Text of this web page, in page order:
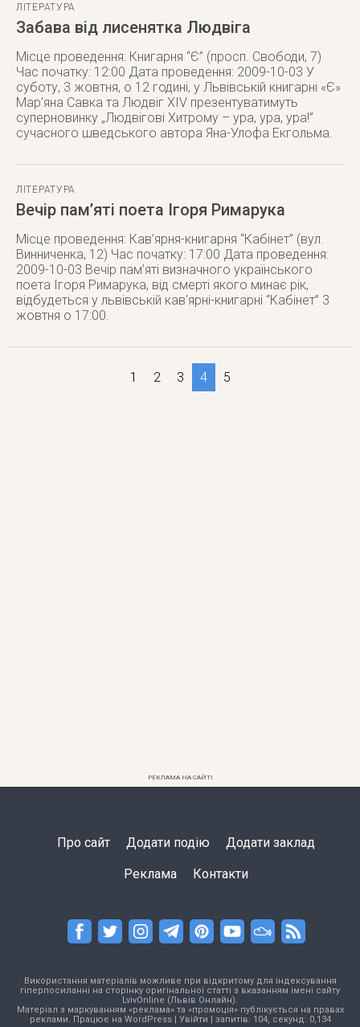
ЛІТЕРАТУРА
Забава від лисенятка Людвіга
Місце проведення: Книгарня “Є” (просп. Свободи, 7)
Час початку: 12:00 Дата проведення: 2009-10-03 У
суботу, 3 жовтня, о 12 годині, у Львівській книгарні «Є»
Мар’яна Савка та Людвіг XIV презентуватимуть
суперновинку „Людвігові Хитрому – ура, ура, ура!”
сучасного шведського автора Яна-Улофа Екгольма.
ЛІТЕРАТУРА
Вечір пам’яті поета Ігоря Римарука
Місце проведення: Кав’ярня-книгарня “Кабінет” (вул.
Винниченка, 12) Час початку: 17:00 Дата проведення:
2009-10-03 Вечір пам’яті визначного українського
поета Ігоря Римарука, від смерті якого минає рік,
відбудеться у львівській кав’ярні-книгарні “Кабінет” 3
жовтня о 17:00.
1 2 3 4 5
РЕКЛАМА НА САЙТІ
Про сайт Додати подію Додати заклад
Реклама Контакти
Використання матеріалів можливе при відкритому для індексування
гіперпосиланні на сторінку оригінальної статті з вказанням імені сайту
LvivOnline (Львів Онлайн).
Матеріал з маркуванням «реклама» та «промоція» публікується на правах
реклами. Працює на WordPress| Увійти | запитів: 104, секунд: 0,134